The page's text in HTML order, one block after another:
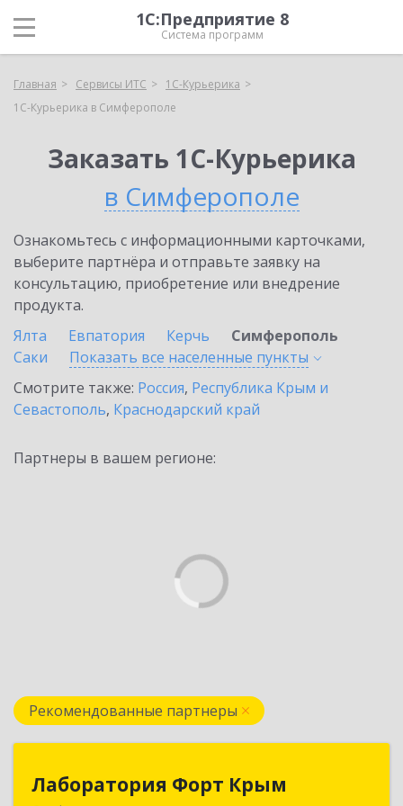
1С:Предприятие 8
Система программ
Главная Сервисы ИТС
1С-Курьерика
1С-Курьерика в Симферополе
Заказать 1С-Курьерика
в Симферополе
Ознакомьтесь с информационными карточками,
выберите партнёра и отправьте заявку на
консультацию, приобретение или внедрение
продукта.
Ялта
Евпатория Керчь
Симферополь
Саки
Показать все населенные пункты
Смотрите также: Россия, Республика Крым и
Севастополь, Краснодарский край
Партнеры в вашем регионе:
Рекомендованные партнеры
Лаборатория Форт Крым